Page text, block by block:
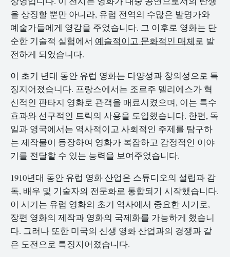
을 상징할 뿐만 아니라, 유럽 전역의 수많은 발명가와
예술가들에게 영감을 주었습니다. 그 이후로 영화는 단
순한 기술적 실험에서 예술적이고 문화적인 매체 로 발
전하게 되었습니다.
이 초기 년대 동안 유럽 영화는 다양성과 창의성으로 특
징지어졌습니다. 프랑스에서는 조르주 멜리에스가 혁
신적인 판타지 영화로 관객을 매료시켰으며, 이는 특수
효과와 선구적인 트릭의 사용을 도입했습니다. 한편, 독
일과 영국에서는 역사적이고 사회적인 주제를 탐구하
는 제작물이 등장하여 영화가 복잡하고 감정적인 이야
기를 전달할 수 있는 능력을 보여주었습니다.
1910년대 동안 유럽 영화 산업은 스튜디오의 설립과 감
독, 배우 및 기술자의 전문화로 통합되기 시작했습니다.
이 시기는 유럽 영화의 초기 역사에서 중요한 시기로,
장편 영화의 제작과 영화의 국제화를 가능하게 했습니
다. 그러나 또한 미국의 신생 영화 산업과의 경쟁과 같
은 도전으로 특징지어졌습니다.